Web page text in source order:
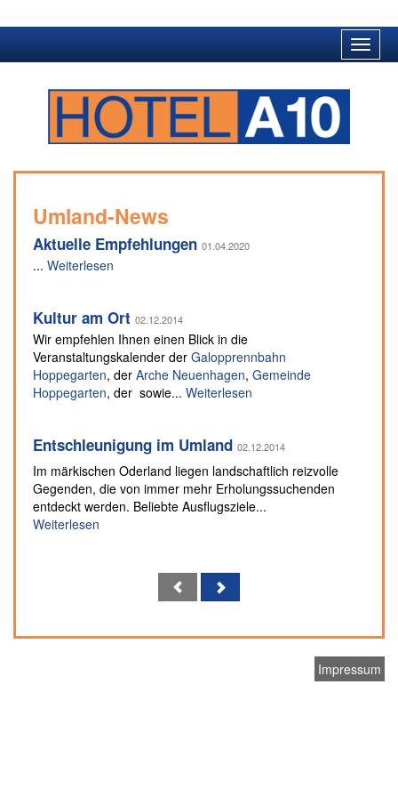
Toggle
Umland-News
Aktuelle Empfehlungen 01.04.2020
... Weiterlesen
Kultur am Ort 02.12.2014
Wir empfehlen Ihnen einen Blick in die
Veranstaltungskalender der Galopprennbahn
Hoppegarten, der Arche Neuenhagen, Gemeinde
Hoppegarten, der sowie... Weiterlesen
Entschleunigung im Umland 02.12.2014
Im märkischen Oderland liegen landschaftlich reizvolle
Gegenden, die von immer mehr Erholungssuchenden
entdeckt werden. Beliebte Ausflugsziele...
Weiterlesen
Impressum